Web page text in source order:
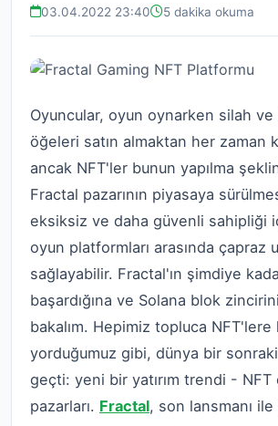
03.04.2022 23:40 5 dakika okuma
Oyuncular, oyun oynarken silah ve
öğeleri satın almaktan her zaman
ancak NFT'ler bunun yapılma
Fractal pazarının piyasaya
eksiksiz ve daha güvenli sahipliği
oyun platformları arasında çapraz
sağlayabilir. Fractal'ın şimdiye
başardığına ve Solana blok
bakalım. Hepimiz topluca NFT'lere
yorduğumuz gibi, dünya bir
geçti: yeni bir yatırım trendi - NFT
pazarları. Fractal, son lansmanı